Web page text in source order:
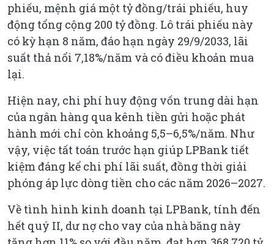
phiếu, mệnh giá một tỷ đồng/trái phiếu, huy
động tổng cộng 200 tỷ đồng. Lô trái phiếu này
có kỳ hạn 8 năm, đáo hạn ngày 29/9/2033, lãi
suất thả nổi 7,18%/năm và có điều khoản mua
lại.
Hiện nay, chi phí huy động vốn trung dài hạn
của ngân hàng qua kênh tiền gửi hoặc phát
hành mới chỉ còn khoảng 5,5–6,5%/năm. Như
vậy, việc tất toán trước hạn giúp LPBank tiết
kiệm đáng kể chi phí lãi suất, đồng thời giải
phóng áp lực dòng tiền cho các năm 2026–2027.
Về tình hình kinh doanh tại LPBank, tính đến
hết quý II, dư nợ cho vay của nhà băng này